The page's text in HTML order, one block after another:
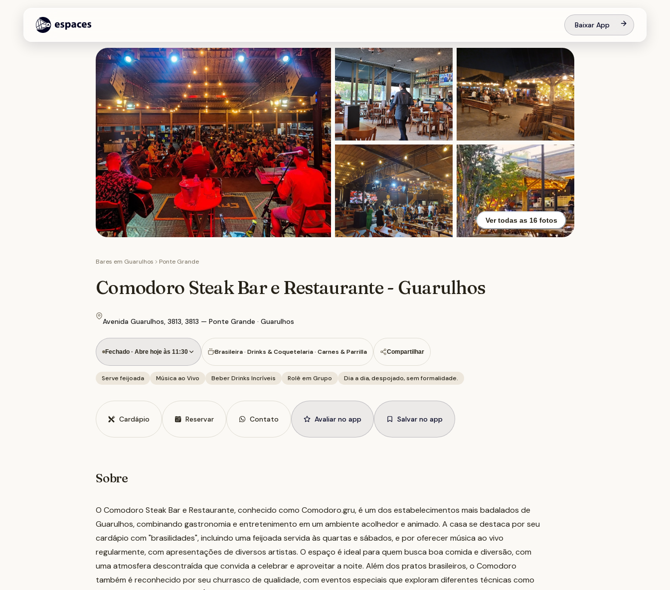
Baixar App
Ver todas as 16 fotos
Bares em Guarulhos Ponte Grande
Comodoro Steak Bar e Restaurante - Guarulhos
Avenida Guarulhos, 3813, 3813 — Ponte Grande · Guarulhos
Fechado · Abre hoje às 11:30 Brasileira · Drinks & Coquetelaria · Carnes & Parrilla Compartilhar
Serve feijoada Música ao Vivo Beber Drinks Incríveis Rolê em Grupo Dia a dia, despojado, sem formalidade.
Cardápio Reservar Contato Avaliar no app Salvar no app
Sobre
O Comodoro Steak Bar e Restaurante, conhecido como Comodoro.gru, é um dos estabelecimentos mais badalados de
Guarulhos, combinando gastronomia e entretenimento em um ambiente acolhedor e animado. A casa se destaca por seu
cardápio com "brasilidades", incluindo uma feijoada servida às quartas e sábados, e por oferecer música ao vivo
regularmente, com apresentações de diversos artistas. O espaço é ideal para quem busca boa comida e diversão, com
uma atmosfera descontraída que convida a celebrar e aproveitar a noite. Além dos pratos brasileiros, o Comodoro
também é reconhecido por seu churrasco de qualidade, com eventos especiais que exploram diferentes técnicas como